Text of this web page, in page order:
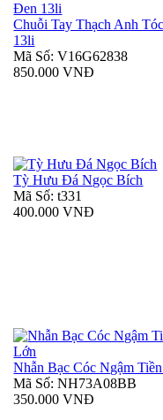
Chuỗi Tay Thạch Anh
13li
Mã Số: V16G62838
850.000 VNĐ
Tỳ Hưu Đá Ngọc Bích
Mã Số: t331
400.000 VNĐ
Nhẫn Bạc Cóc Ngậm
Mã Số: NH73A08BB
350.000 VNĐ